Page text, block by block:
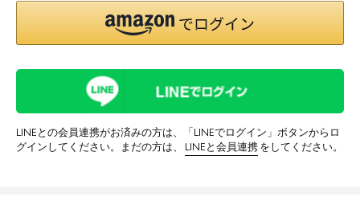
LINEとの会員連携がお済みの方は、「LINEでログイン」ボタンからロ
グインしてください。まだの方は、
LINEと会員連携 をしてください。